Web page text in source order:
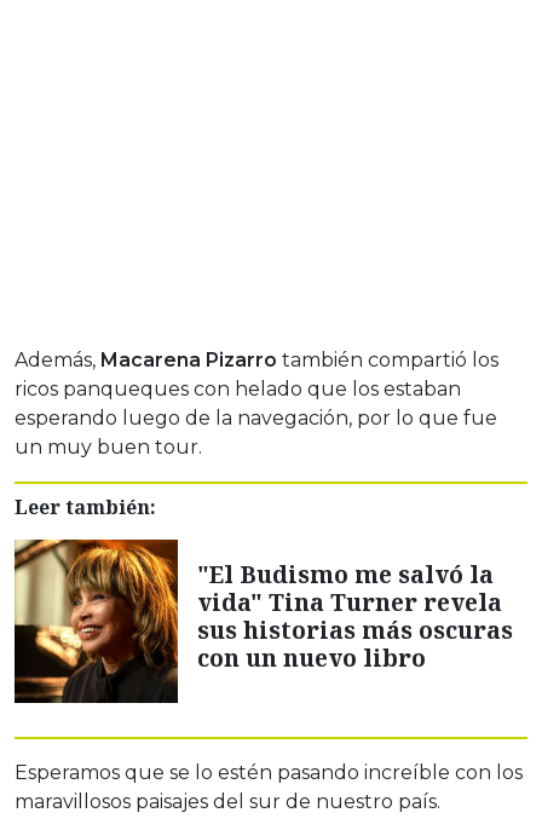
Además, Macarena Pizarro también compartió los
ricos panqueques con helado que los estaban
esperando luego de la navegación, por lo que fue
un muy buen tour.
Leer también:
"El Budismo me salvó la
vida" Tina Turner revela
sus historias más oscuras
con un nuevo libro
Esperamos que se lo estén pasando increíble con los
maravillosos paisajes del sur de nuestro país.